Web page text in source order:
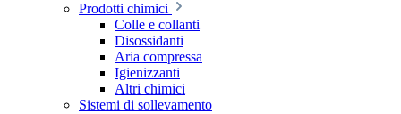
Prodotti chimici
Colle e collanti
Disossidanti
Aria compressa
Igienizzanti
Altri chimici
Sistemi di sollevamento